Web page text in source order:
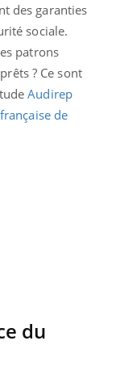
des garanties
sociale.
patrons
? Ce sont
Audirep
de
du